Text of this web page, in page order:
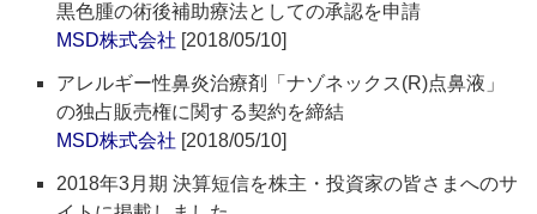
黒色腫の術後補助療法としての承認を申請
MSD株式会社 [2018/05/10]
アレルギー性鼻炎治療剤「ナゾネックス(R)点鼻液」
の独占販売権に関する契約を締結
MSD株式会社 [2018/05/10]
2018年3月期 決算短信を株主・投資家の皆さまへのサ